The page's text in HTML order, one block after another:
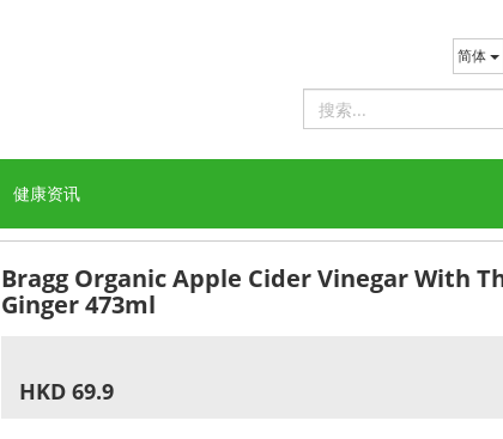
简体
健康资讯
Bragg Organic Apple Cider Vinegar With
Ginger 473ml
HKD 69.9